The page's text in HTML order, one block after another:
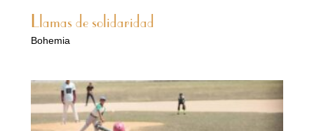
Llamas de solidaridad
Bohemia